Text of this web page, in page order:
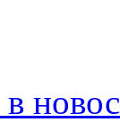
в